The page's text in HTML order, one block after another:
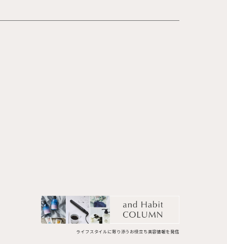
ライフスタイルに寄り添うお役立ち美容情報を発信